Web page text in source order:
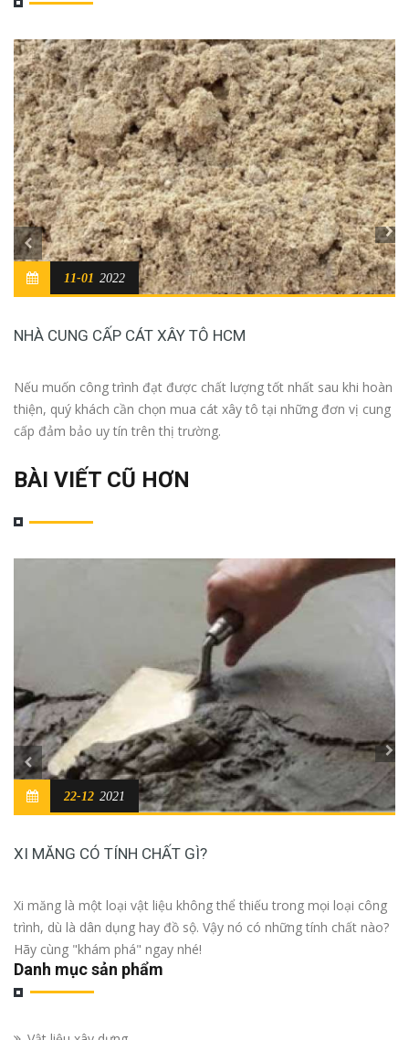
NHÀ CUNG CẤP CÁT XÂY TÔ HCM
11-01 2022
Nếu muốn công trình đạt được chất lượng tốt nhất sau khi hoàn
thiện, quý khách cần chọn mua cát xây tô tại những đơn vị cung
cấp đảm bảo uy tín trên thị trường.
BÀI VIẾT CŨ HƠN
XI MĂNG CÓ TÍNH CHẤT GÌ?
22-12 2021
Xi măng là một loại vật liệu không thể thiếu trong mọi loại công
trình, dù là dân dụng hay đồ sộ. Vậy nó có những tính chất nào?
Hãy cùng "khám phá" ngay nhé!
Danh mục sản phẩm